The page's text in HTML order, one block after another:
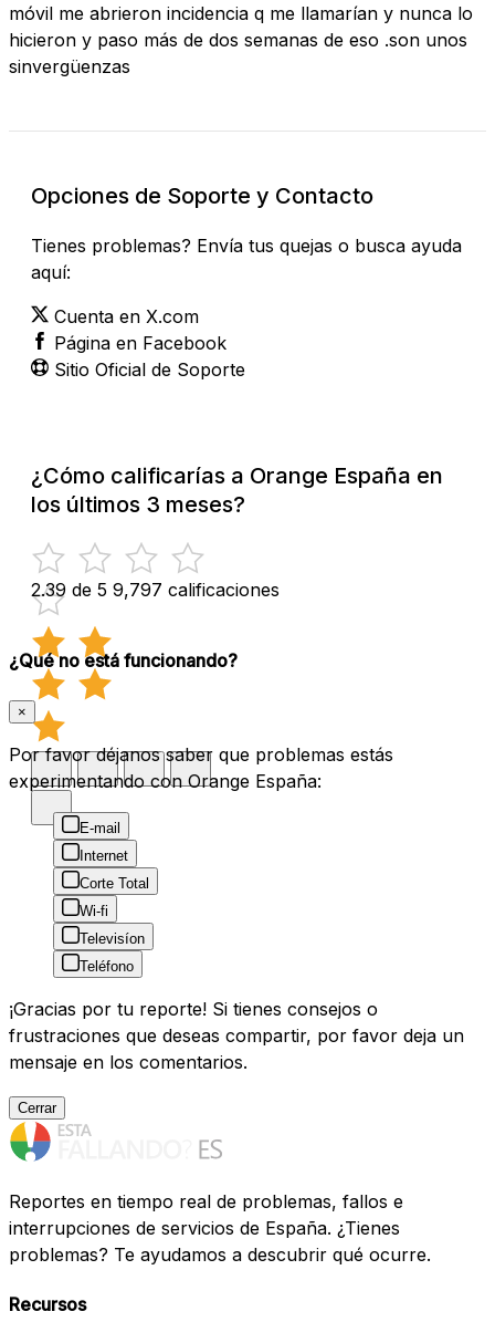
móvil me abrieron incidencia q me llamarían y nunca lo
hicieron y paso más de dos semanas de eso .son unos
sinvergüenzas
Opciones de Soporte y Contacto
Tienes problemas? Envía tus quejas o busca ayuda
aquí:
Cuenta en X.com
Página en Facebook
Sitio Oficial de Soporte
¿Cómo calificarías a Orange España en
los últimos 3 meses?
2.39 de 5 9,797 calificaciones
¿Qué no está funcionando?
×
Por favor déjanos saber que problemas estás
experimentando con Orange España:
E-mail
Internet
Corte Total
Wi-fi
Televisíon
Teléfono
¡Gracias por tu reporte! Si tienes consejos o
frustraciones que deseas compartir, por favor deja un
mensaje en los comentarios.
Cerrar
Reportes en tiempo real de problemas, fallos e
interrupciones de servicios de España. ¿Tienes
problemas? Te ayudamos a descubrir qué ocurre.
Recursos